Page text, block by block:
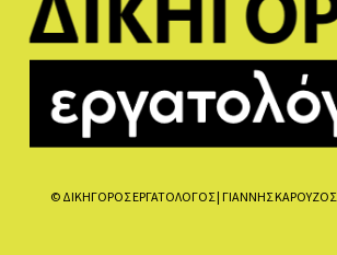
© ΔΙΚΗΓΟΡΟΣ ΕΡΓΑΤΟΛΟΓΟΣ | ΓΙΑΝΝΗΣ ΚΑΡΟΥΖΟΣ